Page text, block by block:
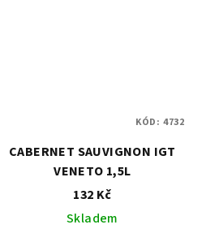
CABERNET SAUVIGNON IGT
VENETO 1,5L
132 Kč
Skladem
KÓD: 4732